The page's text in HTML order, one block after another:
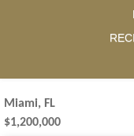
Miami, FL
$1,200,000